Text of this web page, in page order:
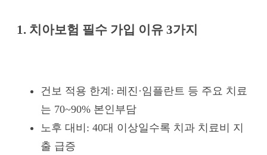
1. 치아보험 필수 가입 이유 3가지
건보 적용 한계: 레진·임플란트 등 주요 치료
는 70~90% 본인부담
노후 대비: 40대 이상일수록 치과 치료비 지
출 급증